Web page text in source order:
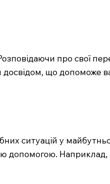
про свої
що допоможе
ситуацій у
допомогою. Наприклад,